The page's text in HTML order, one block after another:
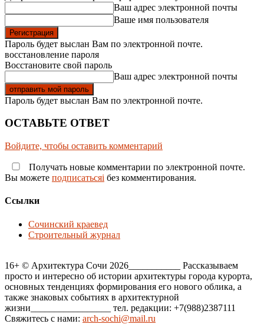
Ваш адрес электронной почты
Ваше имя пользователя
Пароль будет выслан Вам по электронной почте.
восстановление пароля
Восстановите свой пароль
Ваш адрес электронной почты
Пароль будет выслан Вам по электронной почте.
ОСТАВЬТЕ ОТВЕТ
Войдите, чтобы оставить комментарий
Получать новые комментарии по электронной почте.
Вы можете подписатьсяi без комментирования.
Ссылки
Сочинский краевед
Строительный журнал
16+ © Архитектура Сочи 2026___________ Рассказываем
просто и интересно об истории архитектуры города курорта,
основных тенденциях формирования его нового облика, а
также знаковых событиях в архитектурной
жизни_________________ тел. редакции: +7(988)2387111
Свяжитесь с нами: arch-sochi@mail.ru